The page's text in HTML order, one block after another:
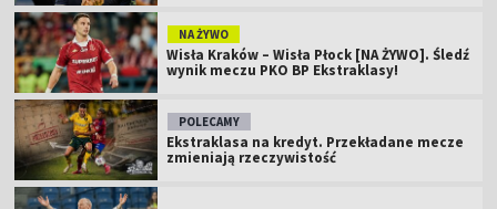
NA ŻYWO
Wisła Kraków – Wisła Płock [NA ŻYWO]. Śledź
wynik meczu PKO BP Ekstraklasy!
POLECAMY
Ekstraklasa na kredyt. Przekładane mecze
zmieniają rzeczywistość